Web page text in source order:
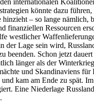
könnte dazu
hinzieht – so lange nämlich,
finanziellen Ressourcen
westlicher
der Lage sein wird,
beenden. Schon jetzt
länger als der
und Skandinaviens
und kam am Ende zu spät.
Eine Niederlage